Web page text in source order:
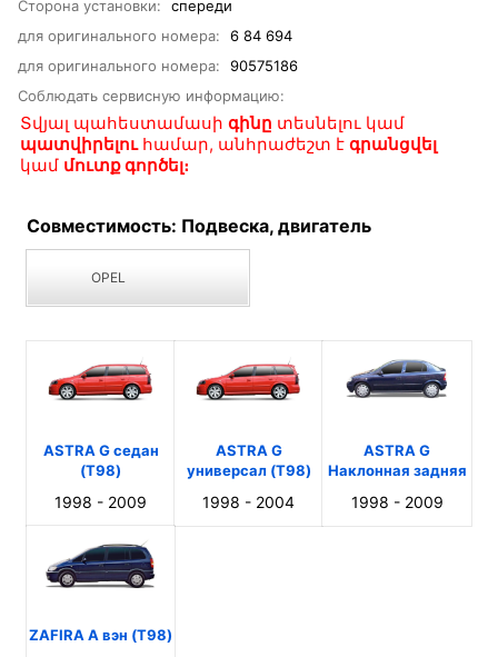
Сторона установки:
спереди
для оригинального номера:
6 84 694
для оригинального номера:
90575186
Соблюдать сервисную информацию:
Տվյալ պահեստամասի գինը տեսնելու կամ
պատվիրելուհամար, անհրաժեշտ է գրանցվել
կամ մուտք գործել։
Совместимость: Подвеска, двигатель
OPEL
ASTRA G седан
(T98)
1998 - 2009
ASTRA G
универсал (T98)
1998 - 2004
ASTRA G
Наклонная задняя
1998 - 2009
ZAFIRA A вэн (T98)